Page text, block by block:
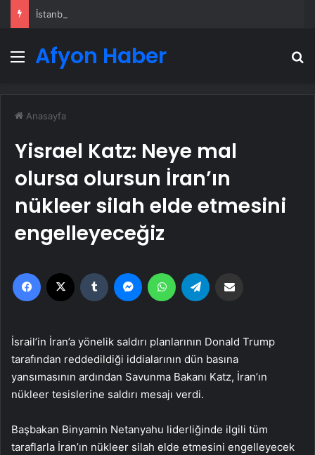
İstanbul’da sıcak hava haklı sahile ve parklara döktü
Menü
Afyon Haber
Anasayfa
Yisrael Katz: Neye mal
olursa olursun İran’ın
nükleer silah elde etmesini
engelleyeceğiz
Facebook Tumblr MessengerWhatsApp
İsrail’in İran’a yönelik saldırı planlarının Donald Trump
tarafından reddedildiği iddialarının dün basına
yansımasının ardından Savunma Bakanı Katz, İran’ın
nükleer tesislerine saldırı mesajı verdi.
Başbakan Binyamin Netanyahu liderliğinde ilgili tüm
taraflarla İran’ın nükleer silah elde etmesini engelleyecek